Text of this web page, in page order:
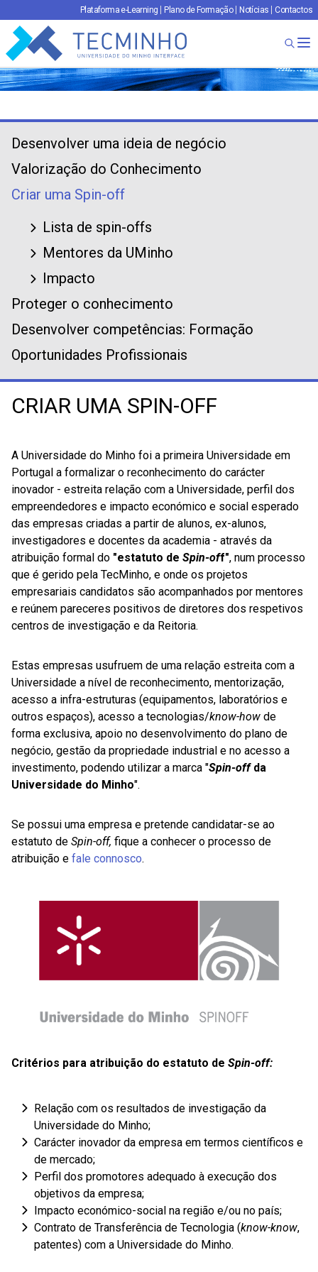
Plataforma e-Learning Plano de Formação Notícias Contactos
TECMINHO
Desenvolver uma ideia de negócio
Valorização do Conhecimento
Criar uma Spin-off
Lista de spin-offs
Mentores da UMinho
Impacto
Proteger o conhecimento
Desenvolver competências: Formação
Oportunidades Profissionais
CRIAR UMA SPIN-OFF
A Universidade do Minho foi a primeira Universidade em
Portugal a formalizar o reconhecimento do carácter
inovador - estreita relação com a Universidade, perfil dos
empreendedores e impacto económico e social esperado
das empresas criadas a partir de alunos, ex-alunos,
investigadores e docentes da academia - através da
atribuição formal do "estatuto de Spin-off", num processo
que é gerido pela TecMinho, e onde os projetos
empresariais candidatos são acompanhados por mentores
e reúnem pareceres positivos de diretores dos respetivos
centros de investigação e da Reitoria.
Estas empresas usufruem de uma relação estreita com a
Universidade a nível de reconhecimento, mentorização,
acesso a infra-estruturas (equipamentos, laboratórios e
outros espaços), acesso a tecnologias/know-how de
forma exclusiva, apoio no desenvolvimento do plano de
negócio, gestão da propriedade industrial e no acesso a
investimento, podendo utilizar a marca "Spin-off da
Universidade do Minho".
Se possui uma empresa e pretende candidatar-se ao
estatuto de Spin-off, fique a conhecer o processo de
atribuição e fale connosco.
Critérios para atribuição do estatuto de Spin-off:
Relação com os resultados de investigação da
Universidade do Minho;
Carácter inovador da empresa em termos científicos e
de mercado;
Perfil dos promotores adequado à execução dos
objetivos da empresa;
Impacto económico-social na região e/ou no país;
Contrato de Transferência de Tecnologia (know-know,
patentes) com a Universidade do Minho.